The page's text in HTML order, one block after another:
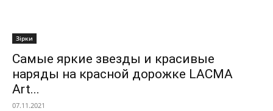
Зірки
Самые яркие звезды и красивые
наряды на красной дорожке LACMA
Art...
07.11.2021